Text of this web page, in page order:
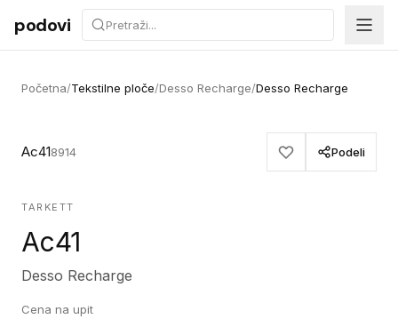
Preskoči na sadržaj
podovi
Početna/Tekstilne ploče/Desso Recharge/Desso Recharge
Ac418914 Podeli
TARKETT
Ac41
Desso Recharge
Cena na upit